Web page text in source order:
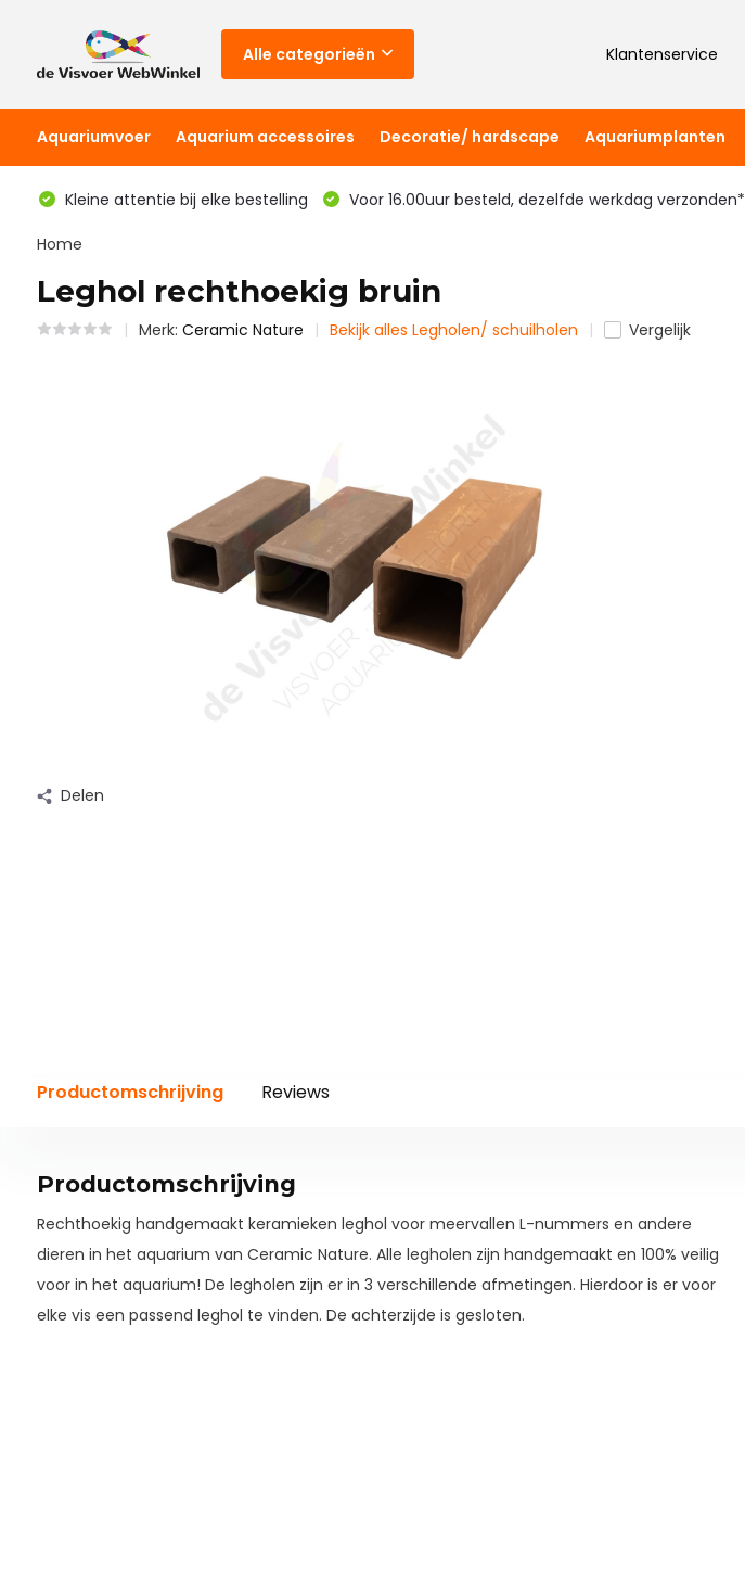
Alle categorieën Klantenservice
Aquariumvoer Aquarium accessoires Decoratie/ hardscape Aquariumplanten
Kleine attentie bij elke bestelling Voor 16.00uur besteld, dezelfde werkdag verzonden*
Home
Leghol rechthoekig bruin
Merk: Ceramic Nature Bekijk alles Legholen/ schuilholen Vergelijk
Delen
Productomschrijving Reviews
Productomschrijving
Rechthoekig handgemaakt keramieken leghol voor meervallen L-nummers en andere
dieren in het aquarium van Ceramic Nature. Alle legholen zijn handgemaakt en 100% veilig
voor in het aquarium! De legholen zijn er in 3 verschillende afmetingen. Hierdoor is er voor
elke vis een passend leghol te vinden. De achterzijde is gesloten.